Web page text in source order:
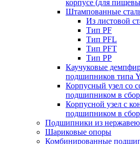
корпусе (для
Штампованные
Из листовой
Тип PF
Тип PFL
Тип PFT
Тип PP
Каучуковые
подшипников типа
Корпусный узел со
подшипником в
Корпусной узел с
подшипником в
Подшипники из
Шариковые опоры
Комбинированные